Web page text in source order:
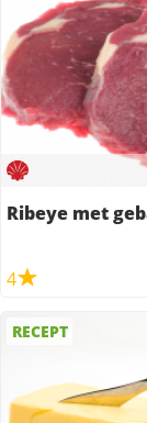
Ribeye met
4
RECEPT